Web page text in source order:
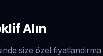
Alın
size özel fiyatlandırma